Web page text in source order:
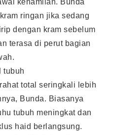
ringan jika sedang
dengan kram sebelum
terasa di perut bagian
tubuh
total seringkali lebih
Bunda. Biasanya
tubuh meningkat dan
haid berlangsung.